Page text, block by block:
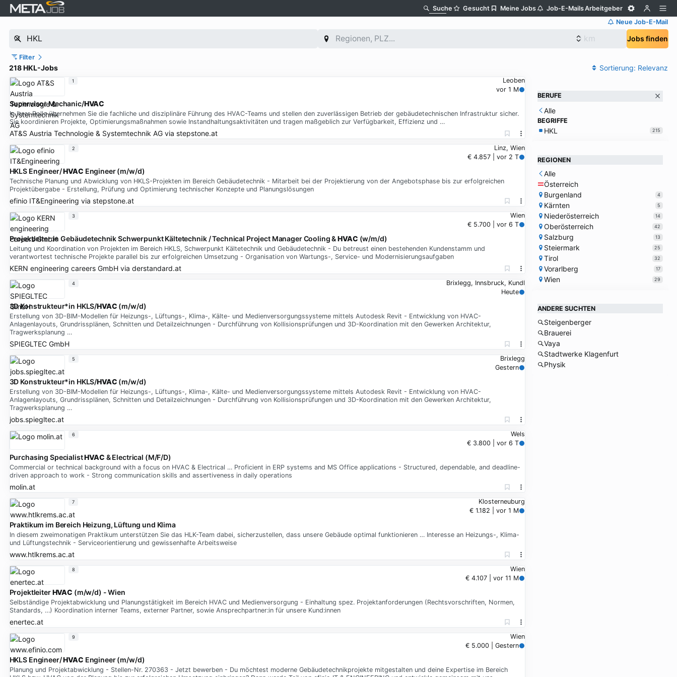
Suche Gesucht Meine Jobs Job-E-MailsArbeitgeber
Neue Job-E-Mail
Jobs finden
Filter
218 HKL-Jobs Sortierung: Relevanz
Leoben
vor 1 M
Supervisor Mechanic/HVAC
In Ihrer Rolle übernehmen Sie die fachliche und disziplinäre Führung des HVAC-Teams und stellen den zuverlässigen Betrieb der gebäudetechnischen Infrastruktur sicher.
Sie koordinieren Projekte, Optimierungsmaßnahmen sowie Instandhaltungsaktivitäten und tragen maßgeblich zur Verfügbarkeit, Effizienz und …
AT&S Austria Technologie & Systemtechnik AGvia stepstone.at
1
Linz, Wien
€ 4.857 | vor 2 T
HKLS Engineer/HVAC Engineer (m/w/d)
Technische Planung und Abwicklung von HKLS-Projekten im Bereich Gebäudetechnik - Mitarbeit bei der Projektierung von der Angebotsphase bis zur erfolgreichen
Projektübergabe - Erstellung, Prüfung und Optimierung technischer Konzepte und Planungslösungen
efinio IT&Engineering via stepstone.at
2
Wien
€ 5.700 | vor 6 T
Projektleiter:in Gebäudetechnik Schwerpunkt Kältetechnik / Technical Project Manager Cooling &HVAC (w/m/d)
Leitung und Koordination von Projekten im Bereich HKLS, Schwerpunkt Kältetechnik und Gebäudetechnik - Du betreust einen bestehenden Kundenstamm und
verantwortest technische Projekte parallel bis zur erfolgreichen Umsetzung - Organisation von Wartungs-, Service- und Modernisierungsaufgaben
KERN engineering careers GmbHvia derstandard.at
3
Brixlegg, Innsbruck, Kundl
Heute
3D Konstrukteur*in HKLS/HVAC (m/w/d)
Erstellung von 3D-BIM-Modellen für Heizungs-, Lüftungs-, Klima-, Kälte- und Medienversorgungssysteme mittels Autodesk Revit - Entwicklung von HVAC-
Anlagenlayouts, Grundrissplänen, Schnitten und Detailzeichnungen - Durchführung von Kollisionsprüfungen und 3D-Koordination mit den Gewerken Architektur,
Tragwerksplanung …
SPIEGLTEC GmbH
4
Brixlegg
Gestern
3D Konstrukteur*in HKLS/HVAC (m/w/d)
Erstellung von 3D-BIM-Modellen für Heizungs-, Lüftungs-, Klima-, Kälte- und Medienversorgungssysteme mittels Autodesk Revit - Entwicklung von HVAC-
Anlagenlayouts, Grundrissplänen, Schnitten und Detailzeichnungen - Durchführung von Kollisionsprüfungen und 3D-Koordination mit den Gewerken Architektur,
Tragwerksplanung …
jobs.spiegltec.at
5
Wels
€ 3.800 | vor 6 T
Purchasing SpecialistHVAC & Electrical (M/F/D)
Commercial or technical background with a focus on HVAC & Electrical … Proficient in ERP systems and MS Office applications - Structured, dependable, and deadline-
driven approach to work - Strong communication skills and assertiveness in daily operations
molin.at
6
Klosterneuburg
€ 1.182 | vor 1 M
Praktikum im Bereich Heizung, Lüftung und Klima
In diesem zweimonatigen Praktikum unterstützen Sie das HLK-Team dabei, sicherzustellen, dass unsere Gebäude optimal funktionieren … Interesse an Heizungs-, Klima-
und Lüftungstechnik - Serviceorientierung und gewissenhafte Arbeitsweise
www.htlkrems.ac.at
7
Wien
€ 4.107 | vor 11 M
ProjektleiterHVAC (m/w/d) - Wien
Selbständige Projektabwicklung und Planungstätigkeit im Bereich HVAC und Medienversorgung - Einhaltung spez. Projektanforderungen (Rechtsvorschriften, Normen,
Standards, …) Koordination interner Teams, externer Partner, sowie Ansprechpartner:in für unsere Kund:innen
enertec.at
8
Wien
€ 5.000 | Gestern
HKLS Engineer/HVAC Engineer (m/w/d)
Planung und Projektabwicklung - Stellen-Nr. 270363 - Jetzt bewerben - Du möchtest moderne Gebäudetechnikprojekte mitgestalten und deine Expertise im Bereich
9
BERUFE
Alle
BEGRIFFE
HKL 215
REGIONEN
Alle
Österreich
Burgenland
4
Kärnten 5
Niederösterreich 14
Oberösterreich 42
Salzburg 13
Steiermark 25
Tirol 32
Vorarlberg 17
Wien 29
ANDERE SUCHTEN
Steigenberger
Brauerei
Vaya
Stadtwerke Klagenfurt
Physik